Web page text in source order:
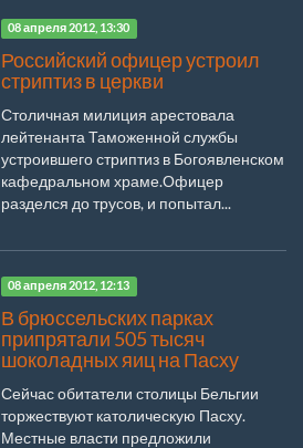
08 апреля 2012, 13:30
Российский офицер устроил
стриптиз в церкви
Столичная милиция арестовала
лейтенанта Таможенной службы
устроившего стриптиз в Богоявленском
кафедральном храме.Офицер
разделся до трусов, и попытал...
08 апреля 2012, 12:13
В брюссельских парках
припрятали 505 тысяч
шоколадных яиц на Пасху
Сейчас обитатели столицы Бельгии
торжествуют католическую Пасху.
Местные власти предложили